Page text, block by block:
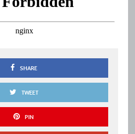
SHARE
TWEET
PIN